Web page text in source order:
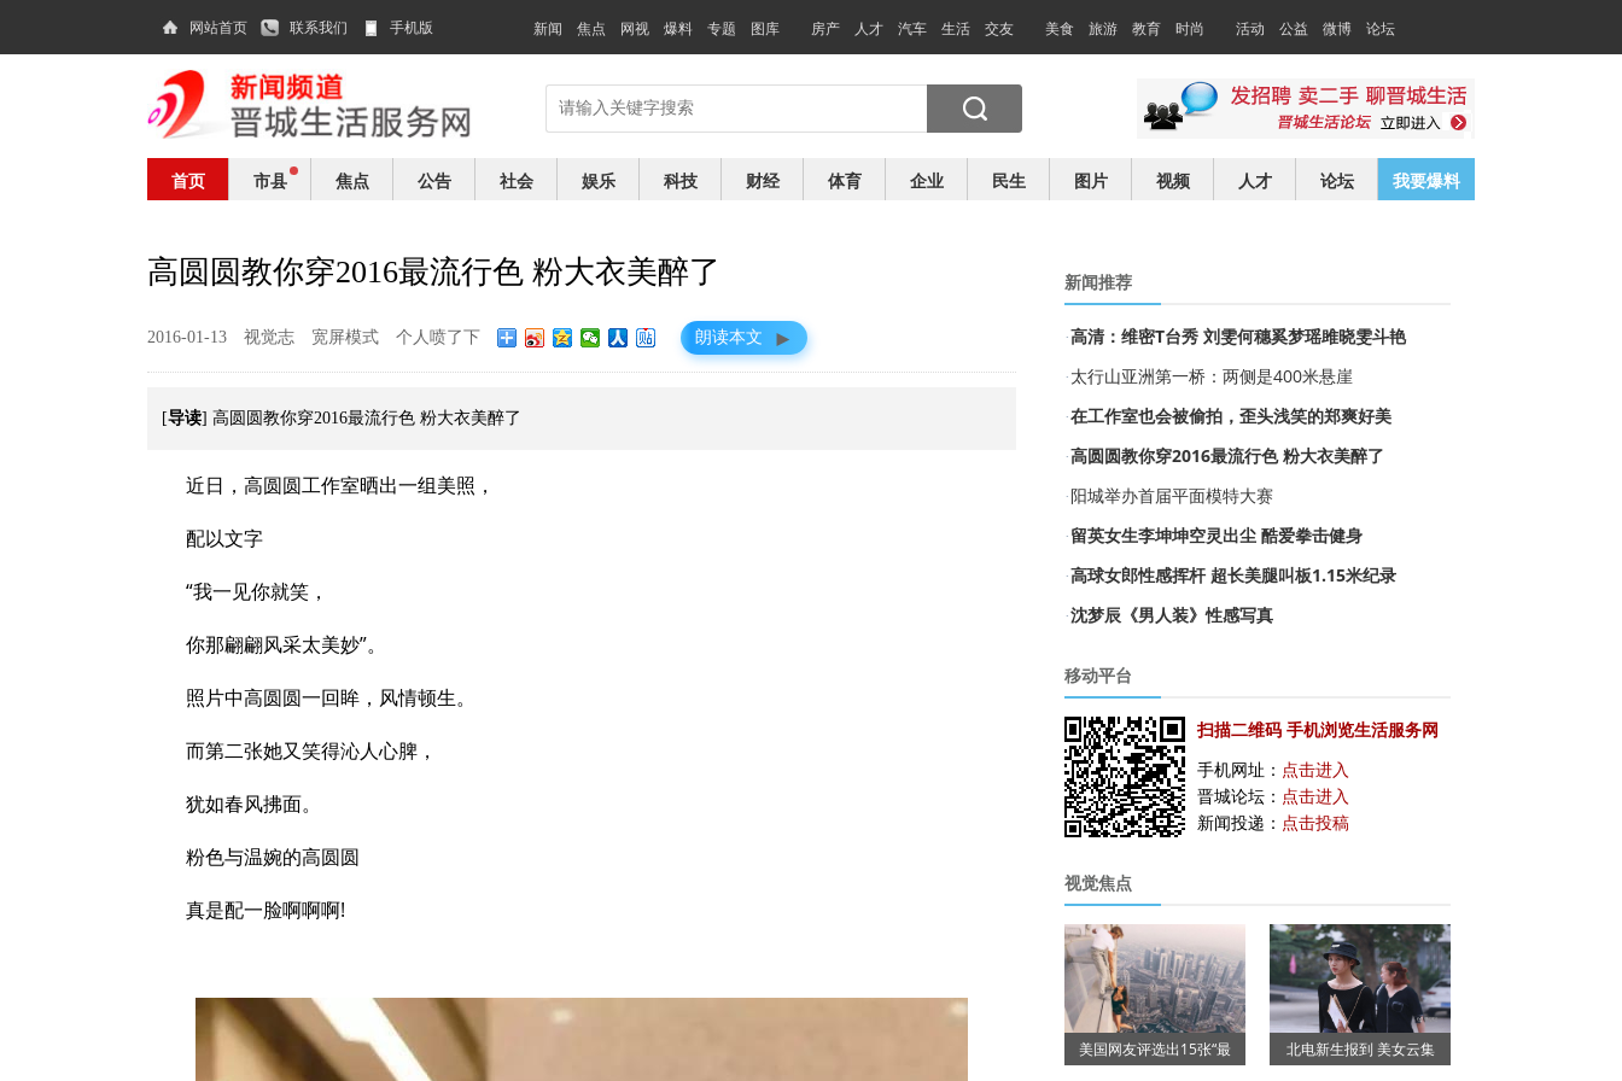
网站首页 联系我们 手机版 新闻 焦点 网视 爆料 专题 图库 房产 人才 汽车 生活 交友 美食 旅游 教育 时尚 活动 公益 微博 论坛
首页 市县 焦点 公告 社会 娱乐 科技 财经 体育 企业 民生 图片 视频 人才 论坛 我要爆料
高圆圆教你穿2016最流行色 粉大衣美醉了
2016-01-13 视觉志 宽屏模式 个人喷了下 朗读本文 ►
[导读] 高圆圆教你穿2016最流行色 粉大衣美醉了
近日，高圆圆工作室晒出一组美照，
配以文字
“我一见你就笑，
你那翩翩风采太美妙”。
照片中高圆圆一回眸，风情顿生。
而第二张她又笑得沁人心脾，
犹如春风拂面。
粉色与温婉的高圆圆
真是配一脸啊啊啊!
新闻推荐
·高清：维密T台秀 刘雯何穗奚梦瑶雎晓雯斗艳
· 太行山亚洲第一桥：两侧是400米悬崖
·在工作室也会被偷拍，歪头浅笑的郑爽好美
·高圆圆教你穿2016最流行色 粉大衣美醉了
· 阳城举办首届平面模特大赛
· 留英女生李坤坤空灵出尘 酷爱拳击健身
·高球女郎性感挥杆 超长美腿叫板1.15米纪录
·沈梦辰《男人装》性感写真
移动平台
扫描二维码 手机浏览生活服务网
手机网址： 点击进入
晋城论坛： 点击进入
新闻投递： 点击投稿
视觉焦点
美国网友评选出15张“最 北电新生报到 美女云集